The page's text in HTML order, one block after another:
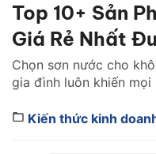
Top 10+ Sản
Giá Rẻ Nhất
Chọn sơn nước cho
gia đình luôn khiến
mục này. Bạn đã biết
Kiến thức kinh